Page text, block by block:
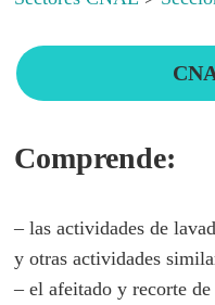
Comprende:
– las actividades de
y otras actividades
– el afeitado y recorte de